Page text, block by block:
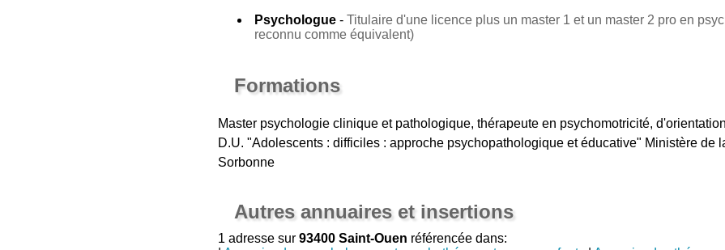
Psychologue- Titulaire d'une licence plus un master 1 et un master 2 pro en
reconnu comme équivalent)
Formations
Master psychologie clinique et pathologique, thérapeute en psychomotricité,
D.U. "Adolescents : difficiles : approche psychopathologique et éducative" Ministère de
Sorbonne
Autres annuaires et insertions
1 adresse sur 93400 Saint-Ouen référencée dans: